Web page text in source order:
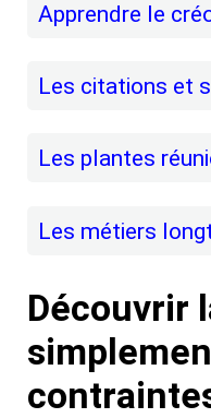
Apprendre le
Les citations et
Les plantes
Les métiers
Découvrir